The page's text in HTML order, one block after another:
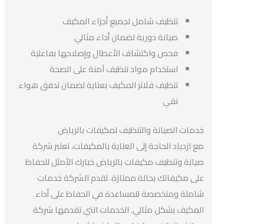
تنظيف شامل لجميع أجزاء المكيف
صيانة دورية لضمان أداء مثالي
فحص واكتشاف الأعطال وإصلاحها بفاعلية
استخدام مواد تنظيف آمنة على الصحة
تنظيف فلاتر المكيف بعناية لضمان تدفق هواء
خدمات الصيانة والتنظيف لمكيفات بالرياض
مع ازدياد الحاجة إلى العناية بالمكيفات، تعتبر شركة
صيانة وتنظيف مكيفات بالرياض خيارك الأمثل للحفاظ
على مكيفاتك بحالة ممتازة. تقدم الشركة خدمات
شاملة ومتخصصة للمساعدة في الحفاظ على أداء
المكيف بشكل مثالي. الخدمات التي تقدمها شركة